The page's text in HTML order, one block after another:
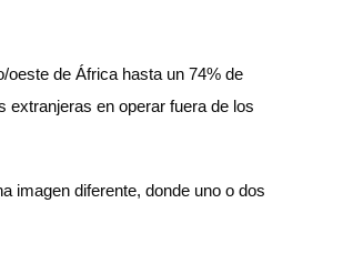
oeste de África hasta un 74% de
extranjeras en operar fuera de los
imagen diferente, donde uno o dos